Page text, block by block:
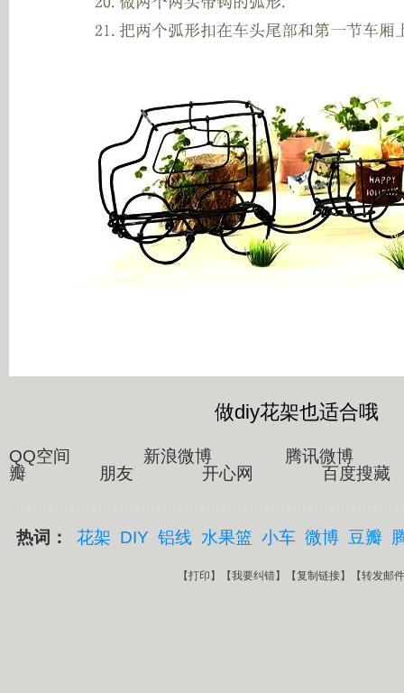
做diy花架也适合哦
QQ空间 新浪微博 腾讯微
瓣 朋友 开心网 百度搜
热词： 花架 DIY 铝线 水果篮 小车 微博 豆瓣
【打印 】【我要纠错】【复制链接】【转发邮件